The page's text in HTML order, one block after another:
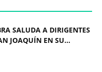
SALUDA A DIRIGENTES
JOAQUÍN EN SU...